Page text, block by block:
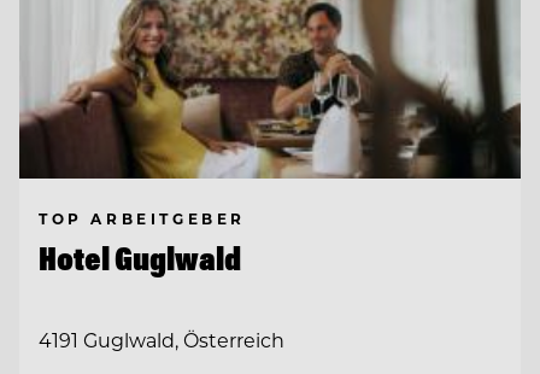
TOP ARBEITGEBER
Hotel Guglwald
4191 Guglwald, Österreich